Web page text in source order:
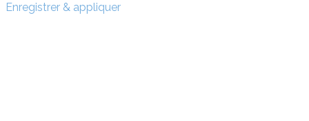
Enregistrer & appliquer